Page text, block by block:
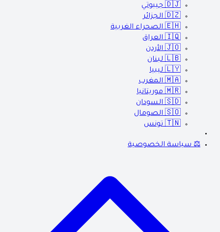
🇩🇯 جيبوتي
🇩🇿 الجزائر
🇪🇭 الصحراء الغربية
🇮🇶 العراق
🇯🇴 الأردن
🇱🇧 لبنان
🇱🇾 ليبيا
🇲🇦 المغرب
🇲🇷 موريتانيا
🇸🇩 السودان
🇸🇴 الصومال
🇹🇳 تونس
⚖️ سياسة الخصوصية